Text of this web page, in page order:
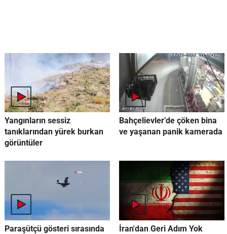
Yangınların sessiz
tanıklarından yürek burkan
görüntüler
Bahçelievler’de çöken bina
ve yaşanan panik kamerada
Paraşütçü gösteri sırasında
İran'dan Geri Adım Yok